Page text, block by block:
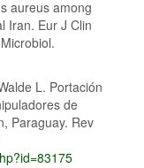
aureus among
Iran. Eur J Clin
L. Portación
de
Paraguay. Rev